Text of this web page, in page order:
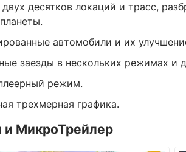
десятков локаций и трасс,
автомобили и их
заезды в нескольких режимах и
режим.
трехмерная графика.
МикроТрейлер